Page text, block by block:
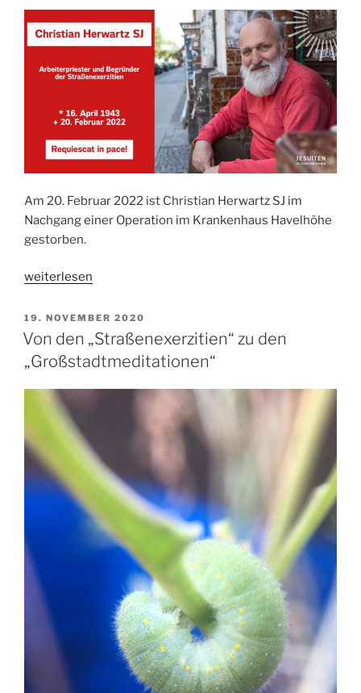
Am 20. Februar 2022 ist Christian Herwartz SJ im
Nachgang einer Operation im Krankenhaus Havelhöhe
gestorben.
„+
Herwartz
SJ“
weiterlesen
VERÖFFENTLICHT
AM
19. NOVEMBER 2020
Von den „Straßenexerzitien“ zu den
„Großstadtmeditationen“